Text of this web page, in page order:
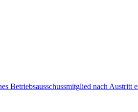
Betriebsausschussmitglied nach